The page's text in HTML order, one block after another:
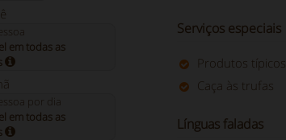
em todas as
por dia
em todas as
Serviços especiais
Produtos típicos
Caça às trufas
Línguas faladas